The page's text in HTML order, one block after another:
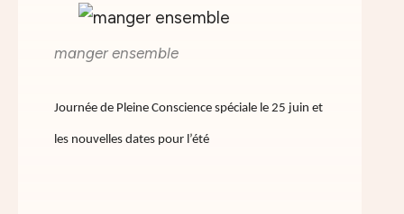
manger ensemble
Journée de Pleine Conscience spéciale le 25 juin et
les nouvelles dates pour l’été